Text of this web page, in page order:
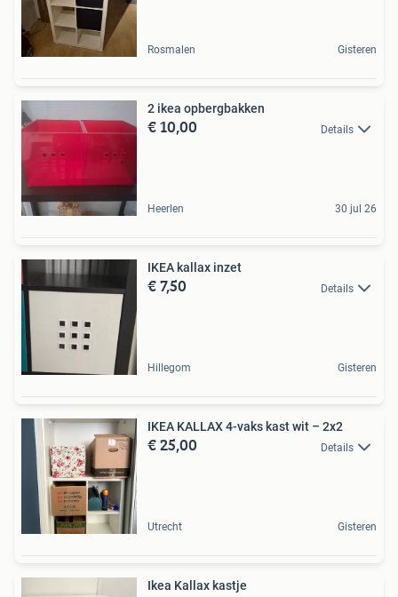
Rosmalen Gisteren
2 ikea opbergbakken
€ 10,00 Details
Heerlen 30 jul 26
IKEA kallax inzet
€ 7,50 Details
Hillegom Gisteren
IKEA KALLAX 4-vaks kast wit – 2x2
€ 25,00 Details
Utrecht Gisteren
Ikea Kallax kastje